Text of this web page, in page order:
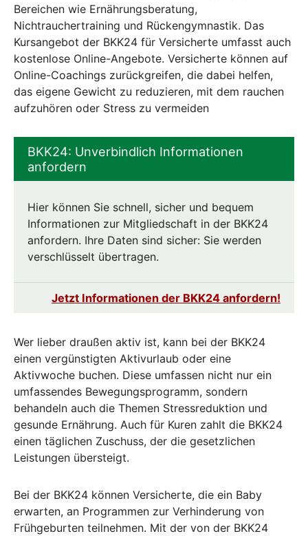
Bereichen wie Ernährungsberatung,
Nichtrauchertraining und Rückengymnastik. Das
Kursangebot der BKK24 für Versicherte umfasst auch
kostenlose Online-Angebote. Versicherte können auf
Online-Coachings zurückgreifen, die dabei helfen,
das eigene Gewicht zu reduzieren, mit dem rauchen
aufzuhören oder Stress zu vermeiden
BKK24: Unverbindlich Informationen
anfordern
Hier können Sie schnell, sicher und bequem
Informationen zur Mitgliedschaft in der BKK24
anfordern. Ihre Daten sind sicher: Sie werden
verschlüsselt übertragen.
Jetzt Informationen der BKK24 anfordern!
Wer lieber draußen aktiv ist, kann bei der BKK24
einen vergünstigten Aktivurlaub oder eine
Aktivwoche buchen. Diese umfassen nicht nur ein
umfassendes Bewegungsprogramm, sondern
behandeln auch die Themen Stressreduktion und
gesunde Ernährung. Auch für Kuren zahlt die BKK24
einen täglichen Zuschuss, der die gesetzlichen
Leistungen übersteigt.
Bei der BKK24 können Versicherte, die ein Baby
erwarten, an Programmen zur Verhinderung von
Frühgeburten teilnehmen. Mit der von der BKK24